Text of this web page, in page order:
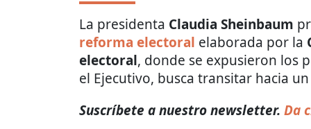
La presidenta Claudia Sheinbaum
reforma electoral elaborada por la
electoral, donde se expusieron los
el Ejecutivo, busca transitar hacia
Suscríbete a nuestro newsletter. Da